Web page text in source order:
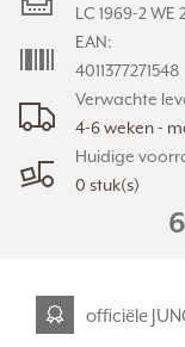
Verwachte
4-6 weken -
Huidige
0 stuk(s)
LC 1969-2 WE
EAN:
4011377271548
officiële